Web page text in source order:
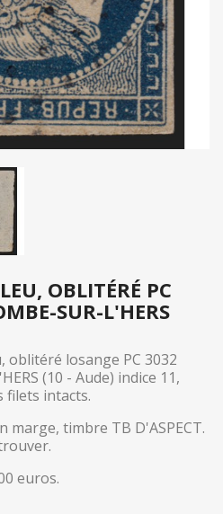
OBLITÉRÉ PC
SUR-L'HERS
oblitéré losange PC 3032
(10 - Aude) indice 11,
filets intacts.
timbre TB D'ASPECT.
euros.